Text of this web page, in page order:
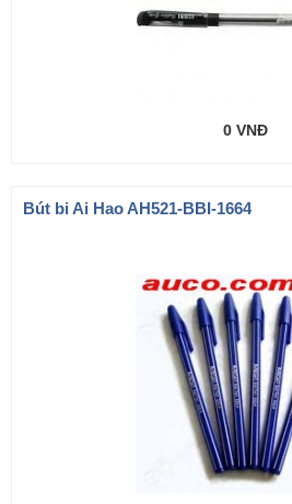
0 VNĐ
Bút bi Ai Hao AH521-BBI-1664